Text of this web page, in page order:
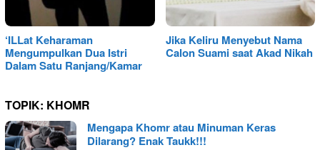
‘ILLat Keharaman
Mengumpulkan Dua Istri
Dalam Satu Ranjang/Kamar
Jika Keliru Menyebut Nama
Calon Suami saat Akad Nikah
TOPIK: KHOMR
Mengapa Khomr atau Minuman Keras
Dilarang? Enak Taukk!!!